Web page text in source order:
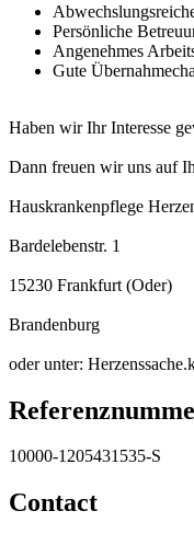
Persönliche
Angenehmes
Gute
Haben wir Ihr Interesse
Dann freuen wir uns auf
Hauskrankenpflege
Bardelebenstr. 1
15230 Frankfurt (Oder)
Brandenburg
oder unter:
10000-1205431535-S
Contact